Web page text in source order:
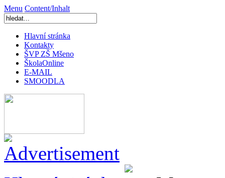
Menu Content/Inhalt
Hlavní stránka
Kontakty
ŠVP ZŠ Mšeno
ŠkolaOnline
E-MAIL
SMOODLA